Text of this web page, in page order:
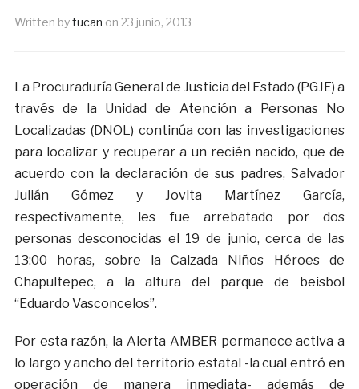
Written bytucan on 23 junio, 2013
La Procuraduría General de Justicia del Estado (PGJE) a
través de la Unidad de Atención a Personas No
Localizadas (DNOL) continúa con las investigaciones
para localizar y recuperar a un recién nacido, que de
acuerdo con la declaración de sus padres, Salvador
Julián Gómez y Jovita Martínez García,
respectivamente, les fue arrebatado por dos
personas desconocidas el 19 de junio, cerca de las
13:00 horas, sobre la Calzada Niños Héroes de
Chapultepec, a la altura del parque de beisbol
“Eduardo Vasconcelos”.
Por esta razón, la Alerta AMBER permanece activa a
lo largo y ancho del territorio estatal -la cual entró en
operación de manera inmediata- además de